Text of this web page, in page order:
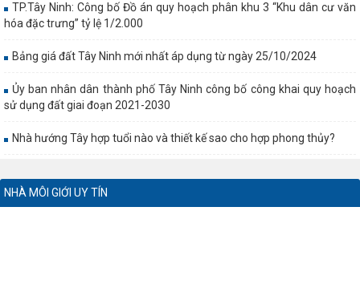
TP.Tây Ninh: Công bố Đồ án quy hoạch phân khu 3 “Khu dân cư văn
hóa đặc trưng” tỷ lệ 1/2.000
Bảng giá đất Tây Ninh mới nhất áp dụng từ ngày 25/10/2024
Ủy ban nhân dân thành phố Tây Ninh công bố công khai quy hoạch
sử dụng đất giai đoạn 2021-2030
Nhà hướng Tây hợp tuổi nào và thiết kế sao cho hợp phong thủy?
NHÀ MÔI GIỚI UY TÍN